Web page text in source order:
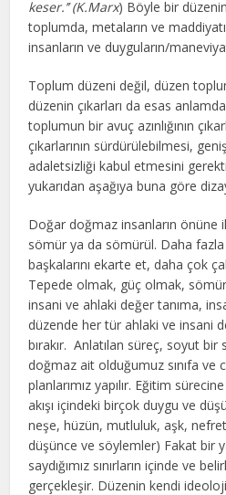
keser.’’ (K.Marx) Böyle bir
toplumda, metaların ve
insanların ve duyguların/
Toplum düzeni değil, düzen
düzenin çıkarları da esas
toplumun bir avuç azınlığının
çıkarlarının sürdürülebilmesi,
adaletsizliği kabul etmesini
yukarıdan aşağıya buna göre
Doğar doğmaz insanların önüne
sömür ya da sömürül. Daha
başkalarını ekarte et, daha çok
Tepede olmak, güç olmak,
insani ve ahlaki değer tanıma,
düzende her tür ahlaki ve insani
bırakır. Anlatılan süreç, soyut
doğmaz ait olduğumuz sınıfa ve
planlarımız yapılır. Eğitim
akışı içindeki birçok duygu ve
neşe, hüzün, mutluluk, aşk,
düşünce ve söylemler) Fakat bir
saydığımız sınırların içinde ve
gerçekleşir. Düzenin kendi